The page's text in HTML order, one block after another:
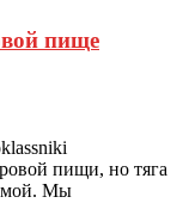
пище
пищи, но тяга
Мы